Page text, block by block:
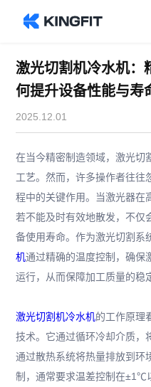
激光切割机冷水机：
何提升设备性能与寿
2025.12.01
在当今精密制造领域，激光切
工艺。然而，许多操作者往往
程中的关键作用。当激光器在
若不能及时有效地散发，不仅
备使用寿命。作为激光切割系
机通过精确的温度控制，确保
运行，从而保障加工质量的稳
激光切割机冷水机的工作原理
技术。它通过循环冷却介质，
通过散热系统将热量排放到环
制，通常要求温差控制在±1℃